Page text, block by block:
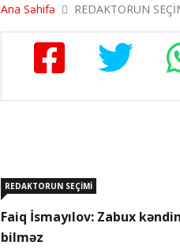
Ana Səhifə REDAKTORUN
REDAKTORUN SEÇİMİ
Faiq İsmayılov: Zabux
bilməz